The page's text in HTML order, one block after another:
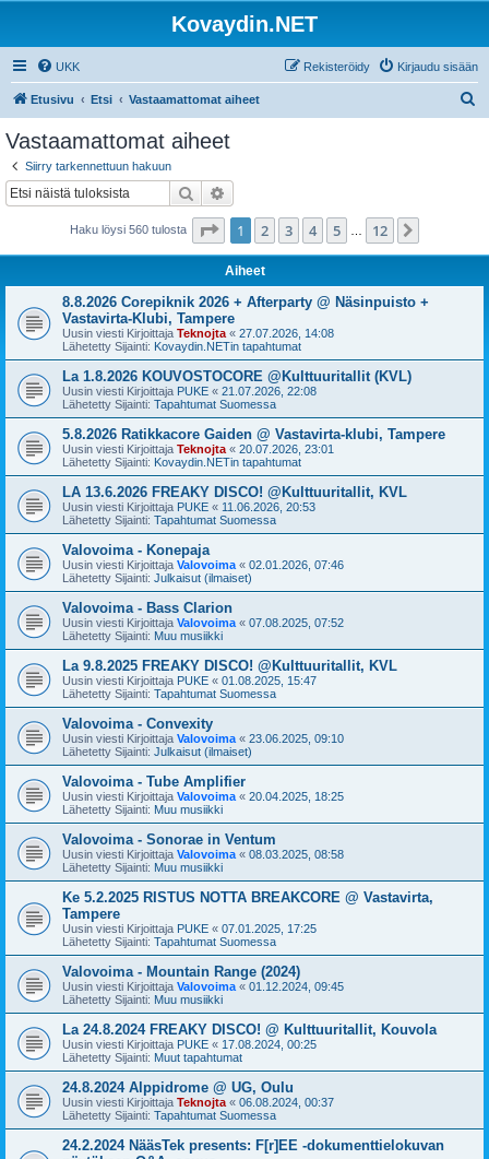
Kovaydin.NET
UKK Kirjaudu sisään
Rekisteröidy
Etusivu Etsi Vastaamattomat aiheet
Vastaamattomat aiheet
Siirry tarkennettuun hakuun
Etsi
Haku löysi 560 tulosta Sivu /12
1 2 3 4 5 12
Aiheet
8.8.2026 Corepiknik 2026 + Afterparty @ Näsinpuisto +
Vastavirta-Klubi, Tampere
Uusin viesti Kirjoittaja Teknojta « 27.07.2026, 14:08
Lähetetty Sijainti: Kovaydin.NETin tapahtumat
La 1.8.2026 KOUVOSTOCORE @Kulttuuritallit (KVL)
Uusin viesti Kirjoittaja PUKE « 21.07.2026, 22:08
Lähetetty Sijainti: Tapahtumat Suomessa
5.8.2026 Ratikkacore Gaiden @ Vastavirta-klubi, Tampere
Uusin viesti Kirjoittaja Teknojta « 20.07.2026, 23:01
Lähetetty Sijainti: Kovaydin.NETin tapahtumat
LA 13.6.2026 FREAKY DISCO! @Kulttuuritallit, KVL
Uusin viesti Kirjoittaja PUKE « 11.06.2026, 20:53
Lähetetty Sijainti: Tapahtumat Suomessa
Valovoima - Konepaja
Uusin viesti Kirjoittaja Valovoima « 02.01.2026, 07:46
Lähetetty Sijainti: Julkaisut (ilmaiset)
Valovoima - Bass Clarion
Uusin viesti Kirjoittaja Valovoima « 07.08.2025, 07:52
Lähetetty Sijainti: Muu musiikki
La 9.8.2025 FREAKY DISCO! @Kulttuuritallit, KVL
Uusin viesti Kirjoittaja PUKE « 01.08.2025, 15:47
Lähetetty Sijainti: Tapahtumat Suomessa
Valovoima - Convexity
Uusin viesti Kirjoittaja Valovoima « 23.06.2025, 09:10
Lähetetty Sijainti: Julkaisut (ilmaiset)
Valovoima - Tube Amplifier
Uusin viesti Kirjoittaja Valovoima « 20.04.2025, 18:25
Lähetetty Sijainti: Muu musiikki
Valovoima - Sonorae in Ventum
Uusin viesti Kirjoittaja Valovoima « 08.03.2025, 08:58
Lähetetty Sijainti: Muu musiikki
Ke 5.2.2025 RISTUS NOTTA BREAKCORE @ Vastavirta,
Tampere
Uusin viesti Kirjoittaja PUKE « 07.01.2025, 17:25
Lähetetty Sijainti: Tapahtumat Suomessa
Valovoima - Mountain Range (2024)
Uusin viesti Kirjoittaja Valovoima « 01.12.2024, 09:45
Lähetetty Sijainti: Muu musiikki
La 24.8.2024 FREAKY DISCO! @ Kulttuuritallit, Kouvola
Uusin viesti Kirjoittaja PUKE « 17.08.2024, 00:25
Lähetetty Sijainti: Muut tapahtumat
24.8.2024 Alppidrome @ UG, Oulu
Uusin viesti Kirjoittaja Teknojta « 06.08.2024, 00:37
Lähetetty Sijainti: Tapahtumat Suomessa
24.2.2024 NääsTek presents: F[r]EE -dokumenttielokuvan